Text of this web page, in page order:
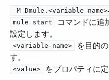
-M-Dmule.<variable-
mule start
コマンドに
設定します。
<variable-name>
を目的
す。
<value>
をプロパティに